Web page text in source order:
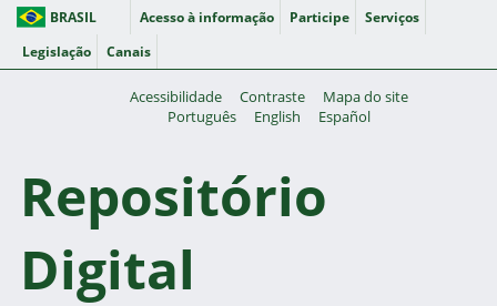
BRASIL Acesso à informação Participe
Serviços
Legislação
Canais
Acessibilidade Contraste
Mapa do site
Português
English Español
Repositório
Digital